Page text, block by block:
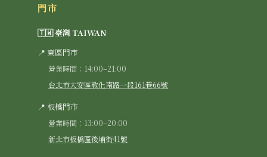
門市
🇹🇼 臺灣 TAIWAN
📍 東區門市
營業時間：14:00–21:00
台北市大安區敦化南路一段161巷66號
📍 板橋門市
營業時間：13:00–20:00
新北市板橋區後埔街41號